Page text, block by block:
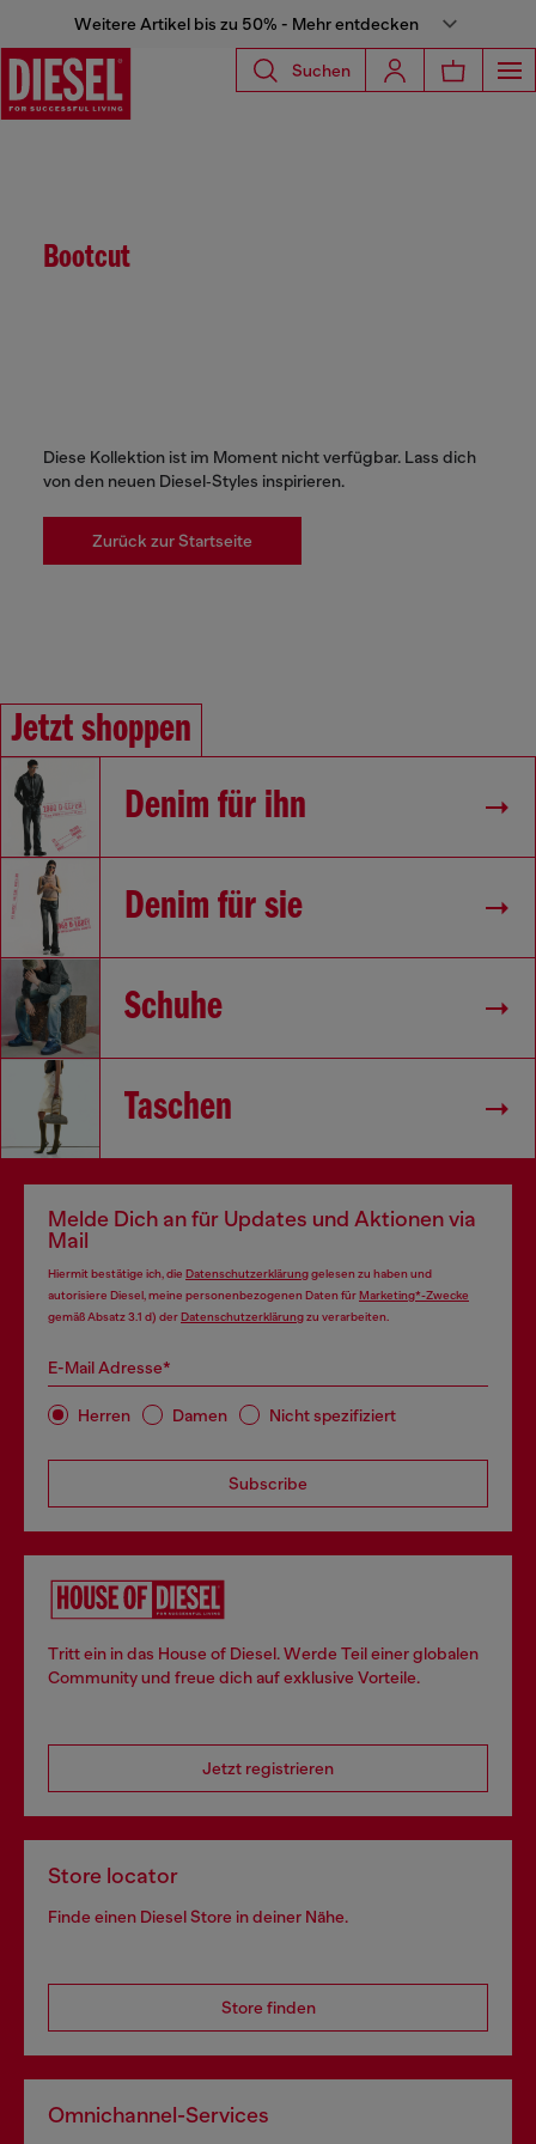
Weitere Artikel bis zu 50% - Mehr entdecken
Suchen
Bootcut
Diese Kollektion ist im Moment nicht verfügbar. Lass dich
von den neuen Diesel‑Styles inspirieren.
Zurück zur Startseite
Jetzt shoppen
Denim für ihn
Denim für sie
Schuhe
Taschen
Melde Dich an für Updates und Aktionen via
Mail
Hiermit bestätige ich, die Datenschutzerklärunggelesen zu haben und
autorisiere Diesel, meine personenbezogenen Daten fürMarketing*-Zwecke
gemäß Absatz 3.1 d) derDatenschutzerklärungzu verarbeiten.
E-Mail Adresse*
Herren Damen Nicht spezifiziert
Subscribe
Tritt ein in das House of Diesel. Werde Teil einer globalen
Community und freue dich auf exklusive Vorteile.
Jetzt registrieren
Store locator
Finde einen Diesel Store in deiner Nähe.
Store finden
Omnichannel-Services